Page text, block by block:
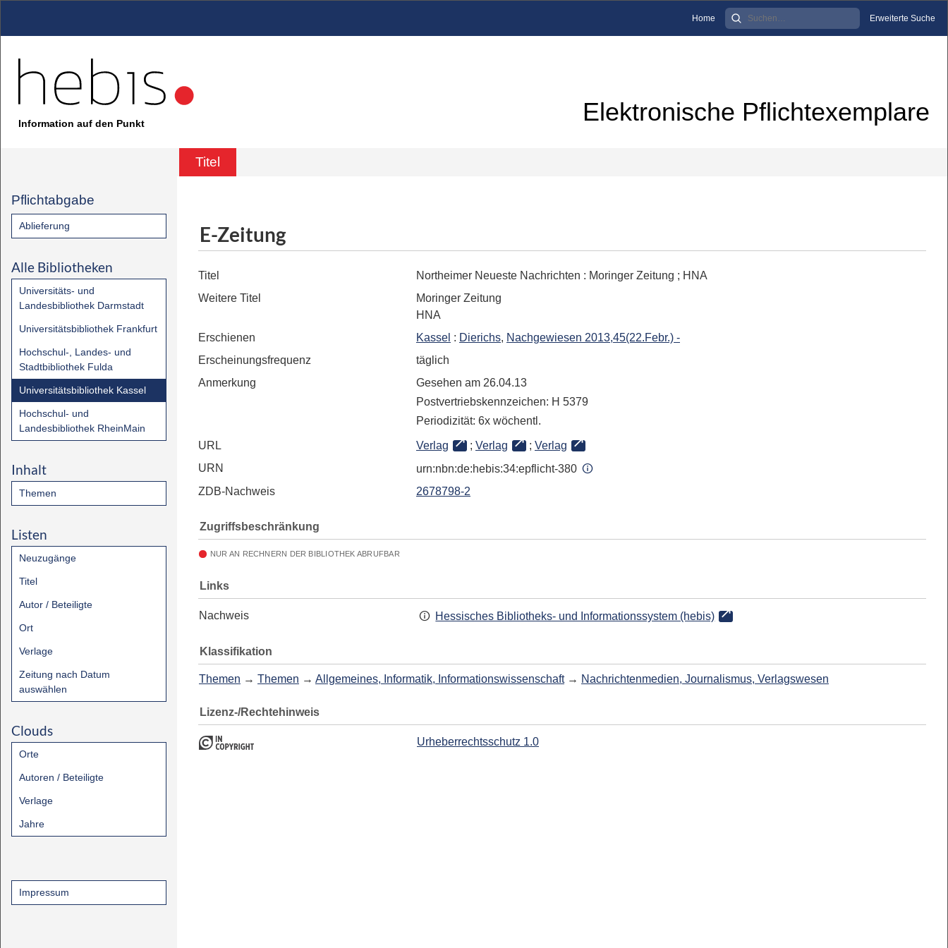
Home Erweiterte Suche
Information auf den Punkt Elektronische Pflichtexemplare
Titel
Pflichtabgabe
Ablieferung
Alle Bibliotheken
Universitäts- und
Landesbibliothek Darmstadt
Universitätsbibliothek Frankfurt
Hochschul-, Landes- und
Stadtbibliothek Fulda
Universitätsbibliothek Kassel
Hochschul- und
Landesbibliothek RheinMain
Inhalt
Themen
Listen
Neuzugänge
Titel
Autor / Beteiligte
Ort
Verlage
Zeitung nach Datum
auswählen
Clouds
Orte
Autoren / Beteiligte
Verlage
Jahre
Impressum
E-Zeitung
Titel Northeimer Neueste Nachrichten : Moringer Zeitung ; HNA
Weitere Titel
Moringer Zeitung
HNA
Erschienen
Kassel : Dierichs, Nachgewiesen 2013,45(22.Febr.) -
Erscheinungsfrequenz
täglich
Anmerkung
Gesehen am 26.04.13
Postvertriebskennzeichen: H 5379
Periodizität: 6x wöchentl.
URL Verlag ; Verlag ; Verlag
URN
urn:nbn:de:hebis:34:epflicht-380
ZDB-Nachweis
2678798-2
Zugriffsbeschränkung
NUR AN RECHNERN DER BIBLIOTHEK ABRUFBAR
Links
Nachweis Hessisches Bibliotheks- und Informationssystem (hebis)
Klassifikation
Themen → Themen → Allgemeines, Informatik, Informationswissenschaft → Nachrichtenmedien, Journalismus, Verlagswesen
Lizenz-/Rechtehinweis
Urheberrechtsschutz 1.0